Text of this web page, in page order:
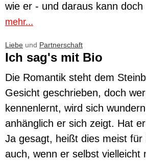
wie er - und daraus kann doch
mehr...
Liebe und Partnerschaft
Ich sag's mit Bio
Die Romantik steht dem
Gesicht geschrieben, doch
kennenlernt, wird sich
anhänglich er sich zeigt. Hat
Ja gesagt, heißt dies meist für
auch, wenn er selbst vielleicht